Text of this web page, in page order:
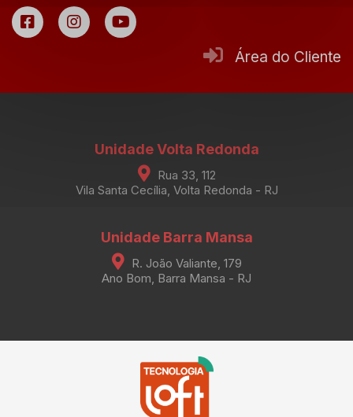
Área do Cliente
Unidade Volta Redonda
Rua 33, 112
Vila Santa Cecília, Volta Redonda - RJ
Unidade Barra Mansa
R. João Valiante, 179
Ano Bom, Barra Mansa - RJ